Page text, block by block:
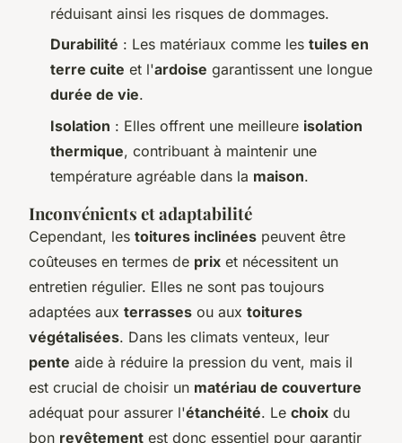
réduisant ainsi les risques de dommages.
Durabilité : Les matériaux comme les tuiles en
terre cuite et l'ardoise garantissent une longue
durée de vie.
Isolation : Elles offrent une meilleure isolation
thermique, contribuant à maintenir une
température agréable dans la maison.
Inconvénients et adaptabilité
Cependant, les toitures inclinées peuvent être
coûteuses en termes de prix et nécessitent un
entretien régulier. Elles ne sont pas toujours
adaptées aux terrasses ou aux toitures
végétalisées. Dans les climats venteux, leur
pente aide à réduire la pression du vent, mais il
est crucial de choisir un matériau de couverture
adéquat pour assurer l'étanchéité. Le choix du
bon revêtement est donc essentiel pour garantir